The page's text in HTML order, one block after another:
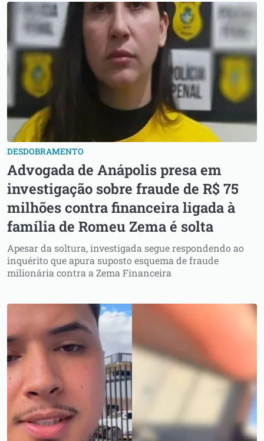
DESDOBRAMENTO
Advogada de Anápolis presa em
investigação sobre fraude de R$ 75
milhões contra financeira ligada à
família de Romeu Zema é solta
Apesar da soltura, investigada segue respondendo ao
inquérito que apura suposto esquema de fraude
milionária contra a Zema Financeira